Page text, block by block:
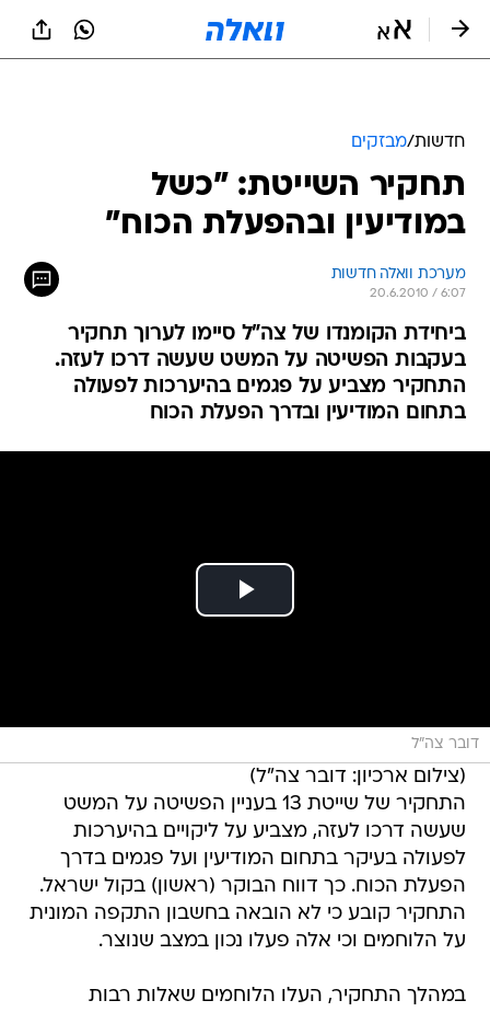
חדשות/מבזקים
תחקיר השייטת: "כשל
במודיעין ובהפעלת הכוח"
מערכת וואלה חדשות
20.6.2010 / 6:07
ביחידת הקומנדו של צה"ל סיימו לערוך תחקיר
בעקבות הפשיטה על המשט שעשה דרכו לעזה.
התחקיר מצביע על פגמים בהיערכות לפעולה
בתחום המודיעין ובדרך הפעלת הכוח
דובר צה"ל
(צילום ארכיון: דובר צה"ל)
התחקיר של שייטת 13 בעניין הפשיטה על המשט
שעשה דרכו לעזה, מצביע על ליקויים בהיערכות
לפעולה בעיקר בתחום המודיעין ועל פגמים בדרך
הפעלת הכוח. כך דווח הבוקר (ראשון) בקול ישראל.
התחקיר קובע כי לא הובאה בחשבון התקפה המונית
על הלוחמים וכי אלה פעלו נכון במצב שנוצר.
במהלך התחקיר, העלו הלוחמים שאלות רבות